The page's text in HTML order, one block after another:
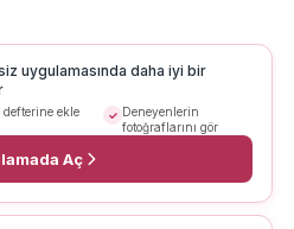
uygulamasında daha iyi bir
ekle
Deneyenlerin
fotoğraflarını gör
Aç